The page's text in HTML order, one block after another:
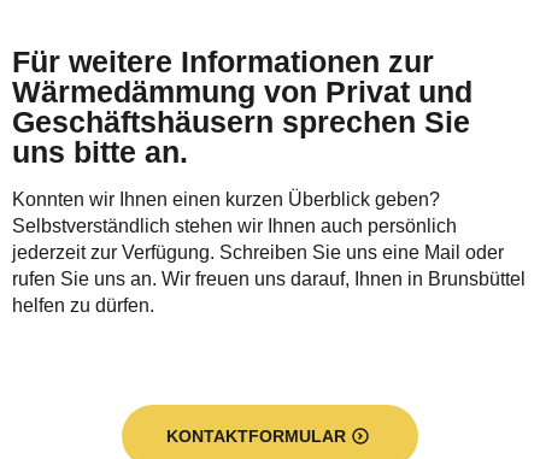
Für weitere Informationen zur
Wärmedämmung von Privat und
Geschäftshäusern sprechen Sie
uns bitte an.
Konnten wir Ihnen einen kurzen Überblick geben?
Selbstverständlich stehen wir Ihnen auch persönlich
jederzeit zur Verfügung. Schreiben Sie uns eine Mail oder
rufen Sie uns an. Wir freuen uns darauf, Ihnen in Brunsbüttel
helfen zu dürfen.
KONTAKTFORMULAR